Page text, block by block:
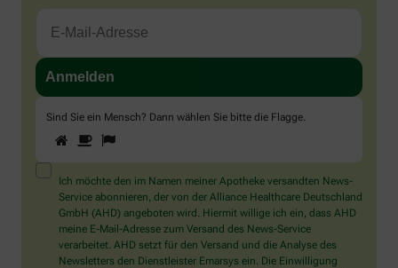
Sind Sie ein Mensch? Dann wählen Sie bitte die Flagge.
Sind
Sie
ein
Mensch?
Dann
wählen
Sie
bitte
die
1 2
Ich möchte den im Namen meiner Apotheke versandten News-
Service abonnieren, der von der Alliance Healthcare Deutschland
GmbH (AHD) angeboten wird. Hiermit willige ich ein, dass AHD
meine E-Mail-Adresse zum Versand des News-Service
verarbeitet. AHD setzt für den Versand und die Analyse des
Newsletters den Dienstleister Emarsys ein. Die Einwilligung